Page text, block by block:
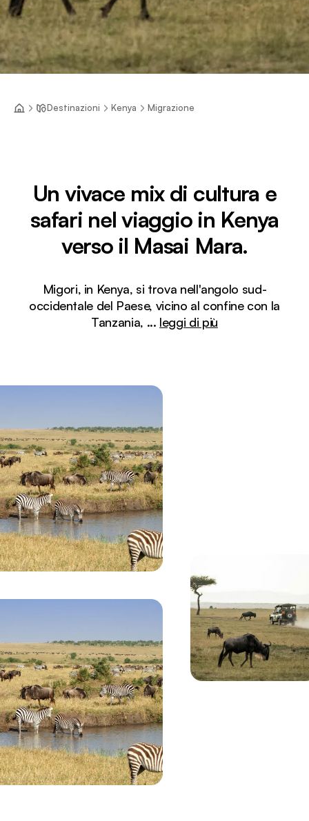
Destinazioni Kenya Migrazione
Un vivace mix di cultura e
safari nel viaggio in Kenya
verso il Masai Mara.
Migori, in Kenya, si trova nell'angolo sud-
occidentale del Paese, vicino al confine con la
Tanzania, ... leggi di più